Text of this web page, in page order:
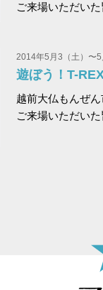
ご来場いただい
2014年5月3（土）〜5
遊ぼう！T-
越前大仏もんぜ
ご来場いただい